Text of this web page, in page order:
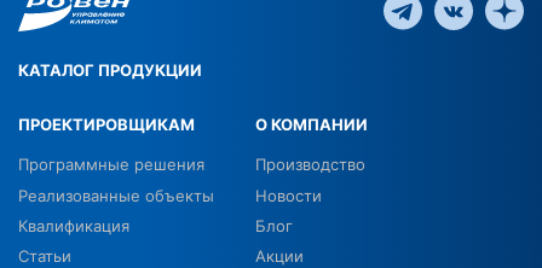
КАТАЛОГ ПРОДУКЦИИ
ПРОЕКТИРОВЩИКАМ
Программные решения
Реализованные объекты
Квалификация
Статьи
О КОМПАНИИ
Производство
Новости
Блог
Акции